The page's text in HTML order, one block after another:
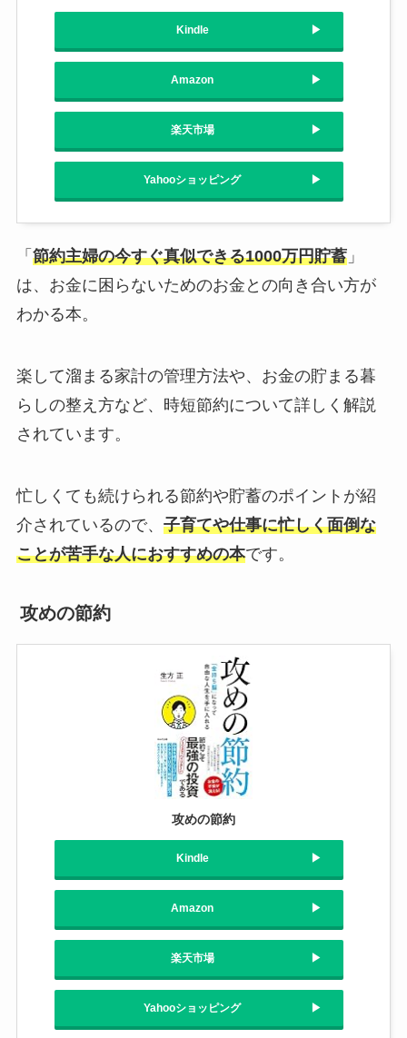
Kindle
Amazon
楽天市場
Yahooショッピング
「 節約主婦の今すぐ真似できる1000万円貯蓄」
は、お金に困らないためのお金との向き合い方が
わかる本。
楽して溜まる家計の管理方法や、お金の貯まる暮
らしの整え方など、時短節約について詳しく解説
されています。
忙しくても続けられる節約や貯蓄のポイントが紹
介されているので、 子育てや仕事に忙しく面倒な
ことが苦手な人におすすめの本です。
攻めの節約
攻めの節約
Kindle
Amazon
楽天市場
Yahooショッピング